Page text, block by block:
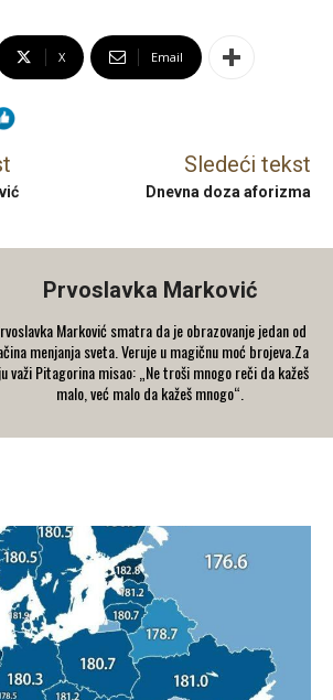
X Email
Sledeći tekst
Dnevna doza aforizma
Prvoslavka Marković
Marković smatra da je obrazovanje jedan od
menjanja sveta. Veruje u magičnu moć brojeva.Za
važi Pitagorina misao: „Ne troši mnogo reči da kažeš
malo, već malo da kažeš mnogo“.